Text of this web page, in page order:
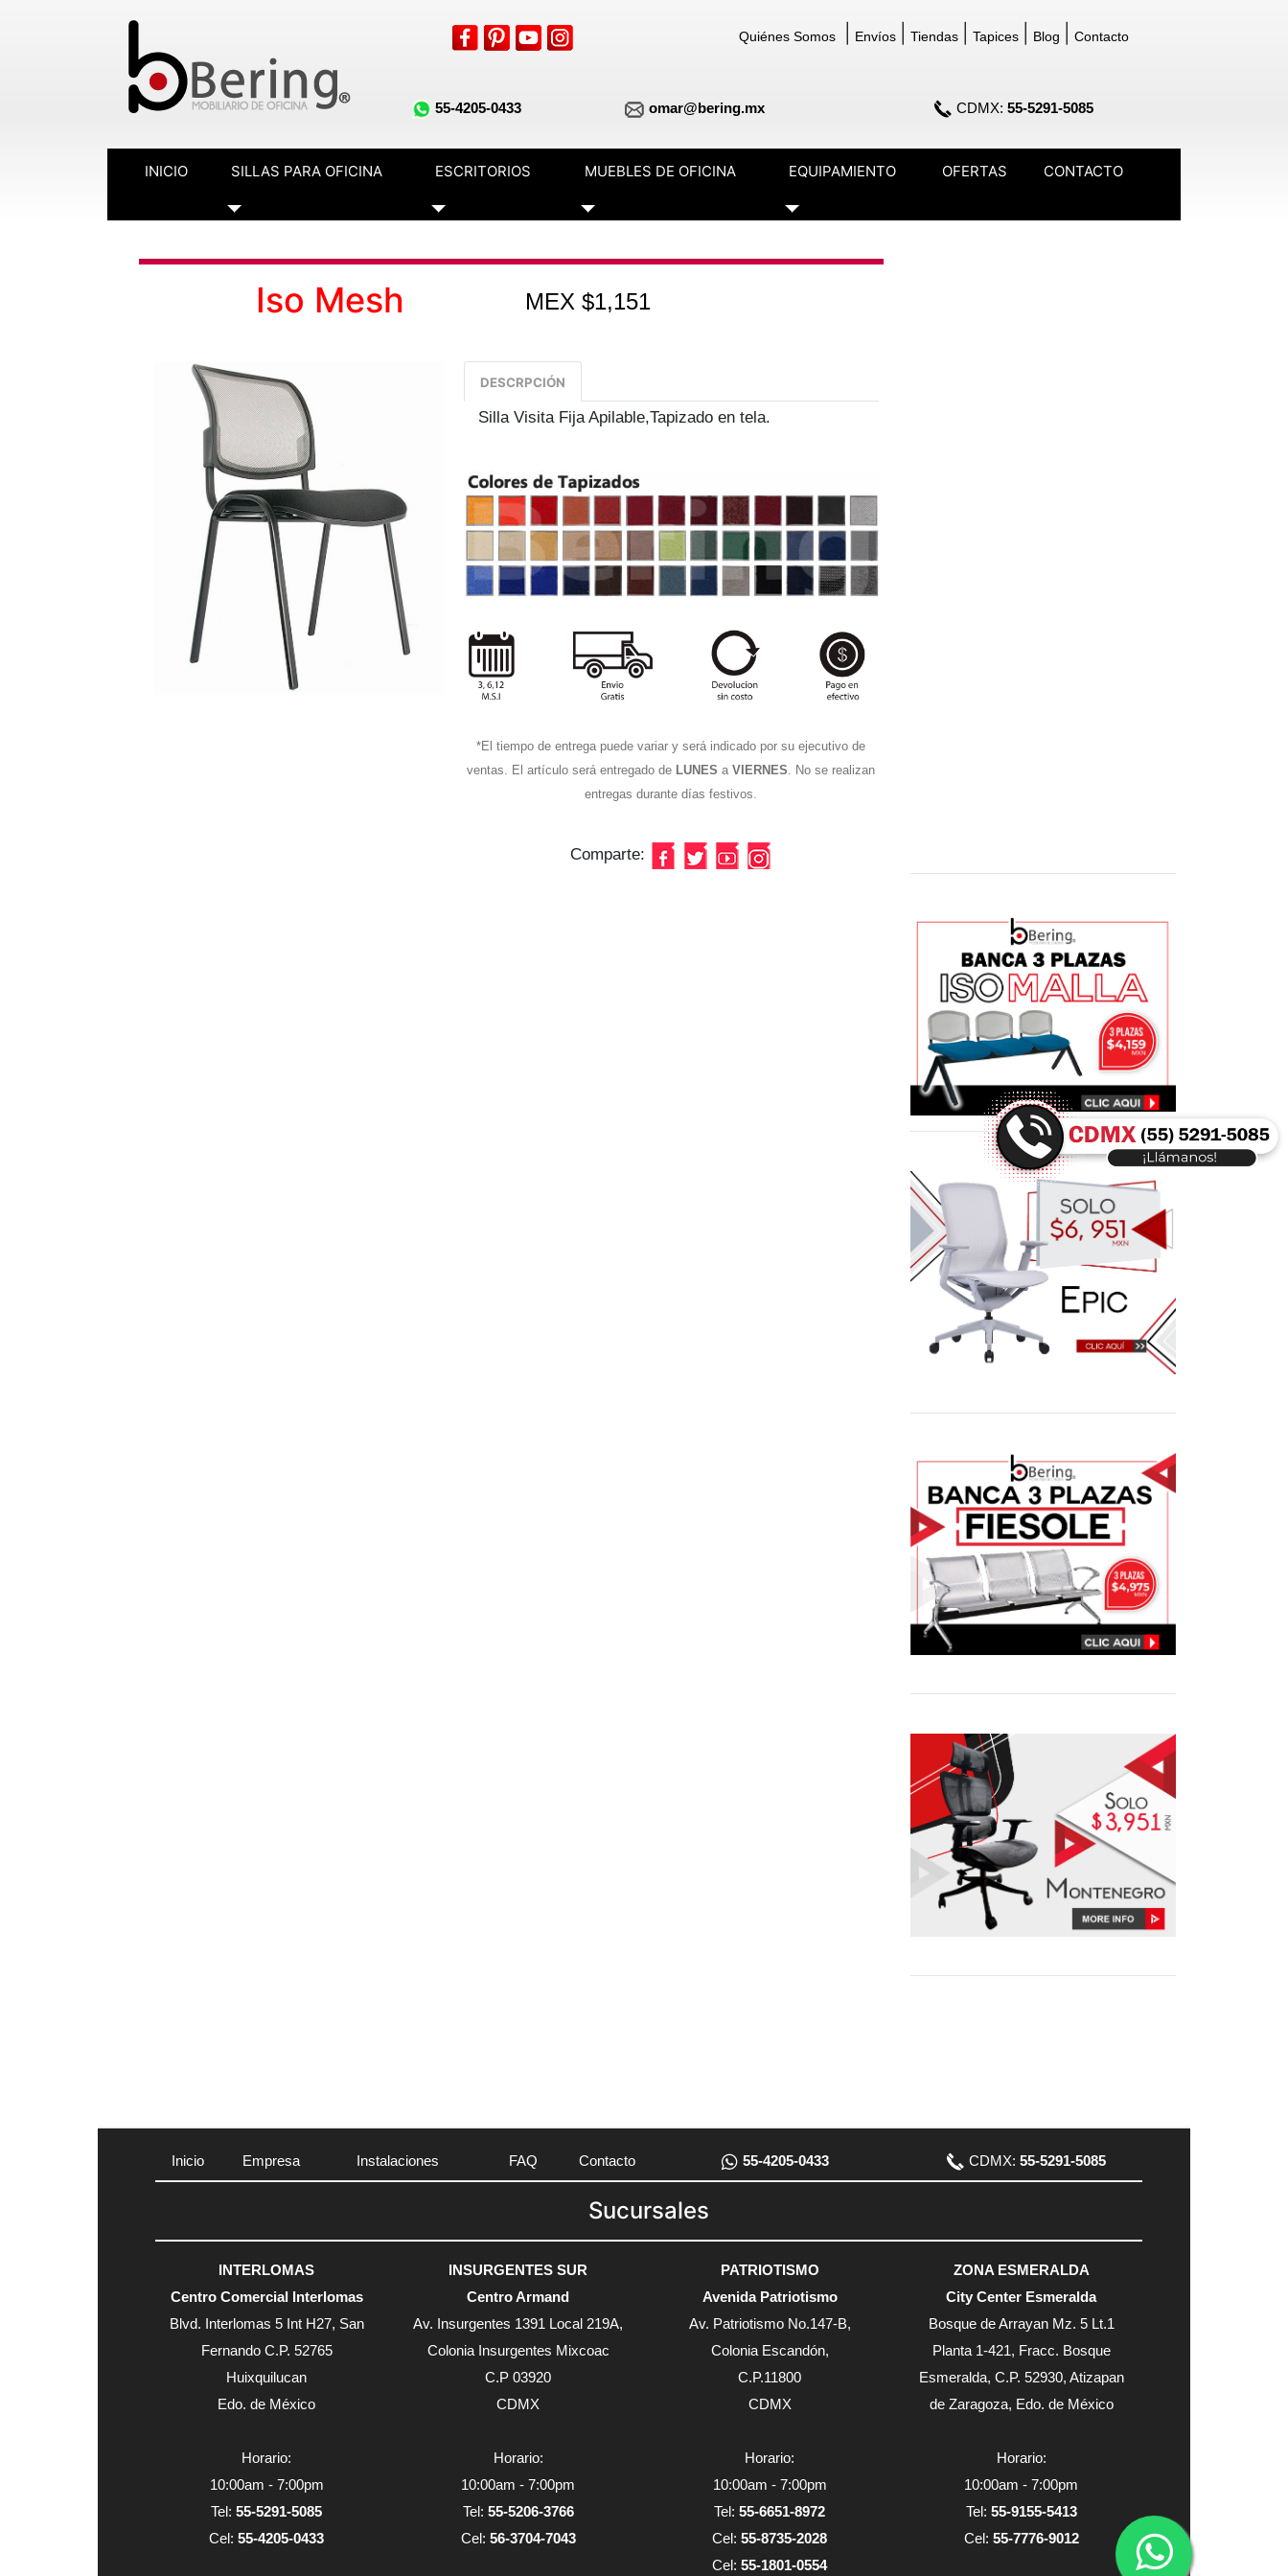
Quiénes Somos Envíos Tiendas Tapices Blog Contacto
55-4205-0433 omar@bering.mx CDMX: 55-5291-5085
INICIO SILLAS PARA OFICINA
Toggle Dropdown
ESCRITORIOS
Toggle Dropdown
MUEBLES DE OFICINA
Toggle Dropdown
EQUIPAMIENTO
Toggle Dropdown
OFERTAS CONTACTO
Iso Mesh MEX $1,151
DESCRPCIÓN
Silla Visita Fija Apilable,Tapizado en tela.
*El tiempo de entrega puede variar y será indicado por su ejecutivo de
ventas. El artículo será entregado de LUNES aVIERNES. No se realizan
entregas durante días festivos.
Comparte:
Inicio Empresa Instalaciones FAQ Contacto 55-4205-0433 CDMX:55-5291-5085
Sucursales
INTERLOMAS
Centro Comercial Interlomas
Blvd. Interlomas 5 Int H27, San
Fernando C.P. 52765
Huixquilucan
Edo. de México
Horario:
10:00am - 7:00pm
Tel:55-5291-5085
Cel:55-4205-0433
INSURGENTES SUR
Centro Armand
Av. Insurgentes 1391 Local 219A,
Colonia Insurgentes Mixcoac
C.P 03920
CDMX
Horario:
10:00am - 7:00pm
Tel: 55-5206-3766
Cel: 56-3704-7043
PATRIOTISMO
Avenida Patriotismo
Av. Patriotismo No.147-B,
Colonia Escandón,
C.P.11800
CDMX
Horario:
10:00am - 7:00pm
Tel:55-6651-8972
Cel:55-8735-2028
Cel:55-1801-0554
ZONA ESMERALDA
City Center Esmeralda
Bosque de Arrayan Mz. 5 Lt.1
Planta 1-421, Fracc. Bosque
Esmeralda, C.P. 52930, Atizapan
de Zaragoza, Edo. de México
Horario:
10:00am - 7:00pm
Tel: 55-9155-5413
Cel: 55-7776-9012